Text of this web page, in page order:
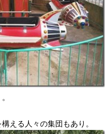
える人々の集団もあり。